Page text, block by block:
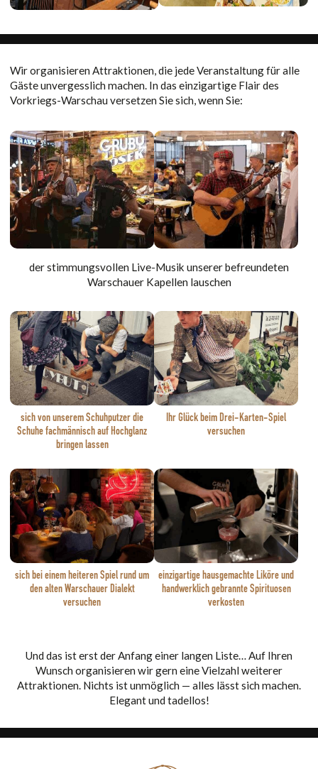
Wir organisieren Attraktionen, die jede Veranstaltung für alle
Gäste unvergesslich machen. In das einzigartige Flair des
Vorkriegs-Warschau versetzen Sie sich, wenn Sie:
der stimmungsvollen Live-Musik unserer befreundeten
Warschauer Kapellen lauschen
sich von unserem Schuhputzer die
Schuhe fachmännisch auf Hochglanz
bringen lassen
Ihr Glück beim Drei-Karten-Spiel
versuchen
sich bei einem heiteren Spiel rund um
den alten Warschauer Dialekt
versuchen
einzigartige hausgemachte Liköre und
handwerklich gebrannte Spirituosen
verkosten
Und das ist erst der Anfang einer langen Liste… Auf Ihren
Wunsch organisieren wir gern eine Vielzahl weiterer
Attraktionen. Nichts ist unmöglich — alles lässt sich machen.
Elegant und tadellos!